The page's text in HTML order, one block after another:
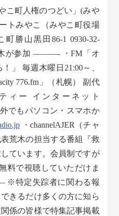
こ町人権のつどい」(みや
トみやこ（みやこ町役場
勝山黒田86-1 0930-32-
が参加 ———- ・FM「オ
」 毎週木曜日21:00～、
776.fm」（札幌） 副代
ィー インターネット
外でもパソコン・スマホか
・channelAJER（チャ
荒木の担当する番組『救
ています。会員制ですが
料で視聴していただけま
※特定失踪者に関わる報
きるだけ多くの方に知ら
係の皆様で特集記事掲載